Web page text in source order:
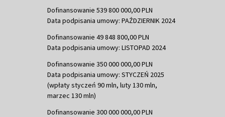
Dofinansowanie 539 800 000,00 PLN
Data podpisania umowy: PAŹDZIERNIK 2024
Dofinansowanie 49 848 800,00 PLN
Data podpisania umowy: LISTOPAD 2024
Dofinansowanie 350 000 000,00 PLN
Data podpisania umowy: STYCZEŃ 2025
(wpłaty styczeń 90 mln, luty 130 mln,
marzec 130 mln)
Dofinansowanie 300 000 000,00 PLN